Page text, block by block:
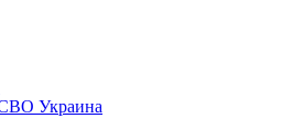
СВО Украина